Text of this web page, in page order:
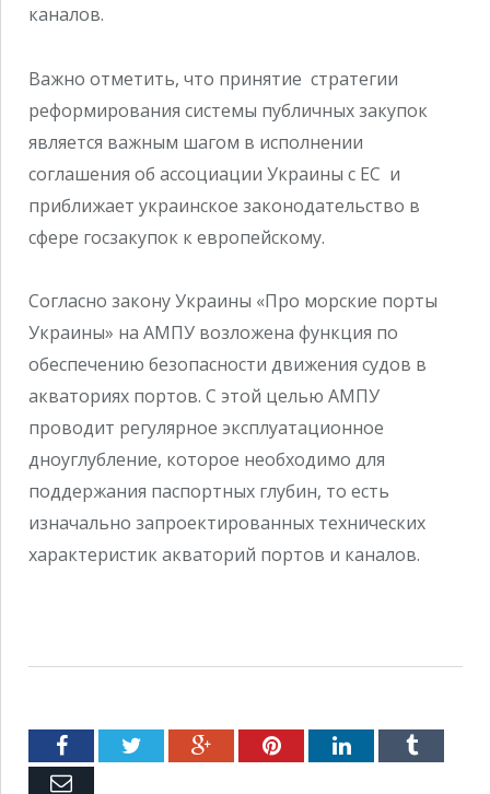
каналов.
Важно отметить, что принятие стратегии
реформирования системы публичных закупок
является важным шагом в исполнении
cоглашения об ассоциации Украины с ЕС и
приближает украинское законодательство в
сфере госзакупок к европейскому.
Согласно закону Украины «Про морские порты
Украины» на АМПУ возложена функция по
обеспечению безопасности движения судов в
акваториях портов. С этой целью АМПУ
проводит регулярное эксплуатационное
дноуглубление, которое необходимо для
поддержания паспортных глубин, то есть
изначально запроектированных технических
характеристик акваторий портов и каналов.
FacebookTwitter Google+PinterestLinkedInTumblr
Емейл